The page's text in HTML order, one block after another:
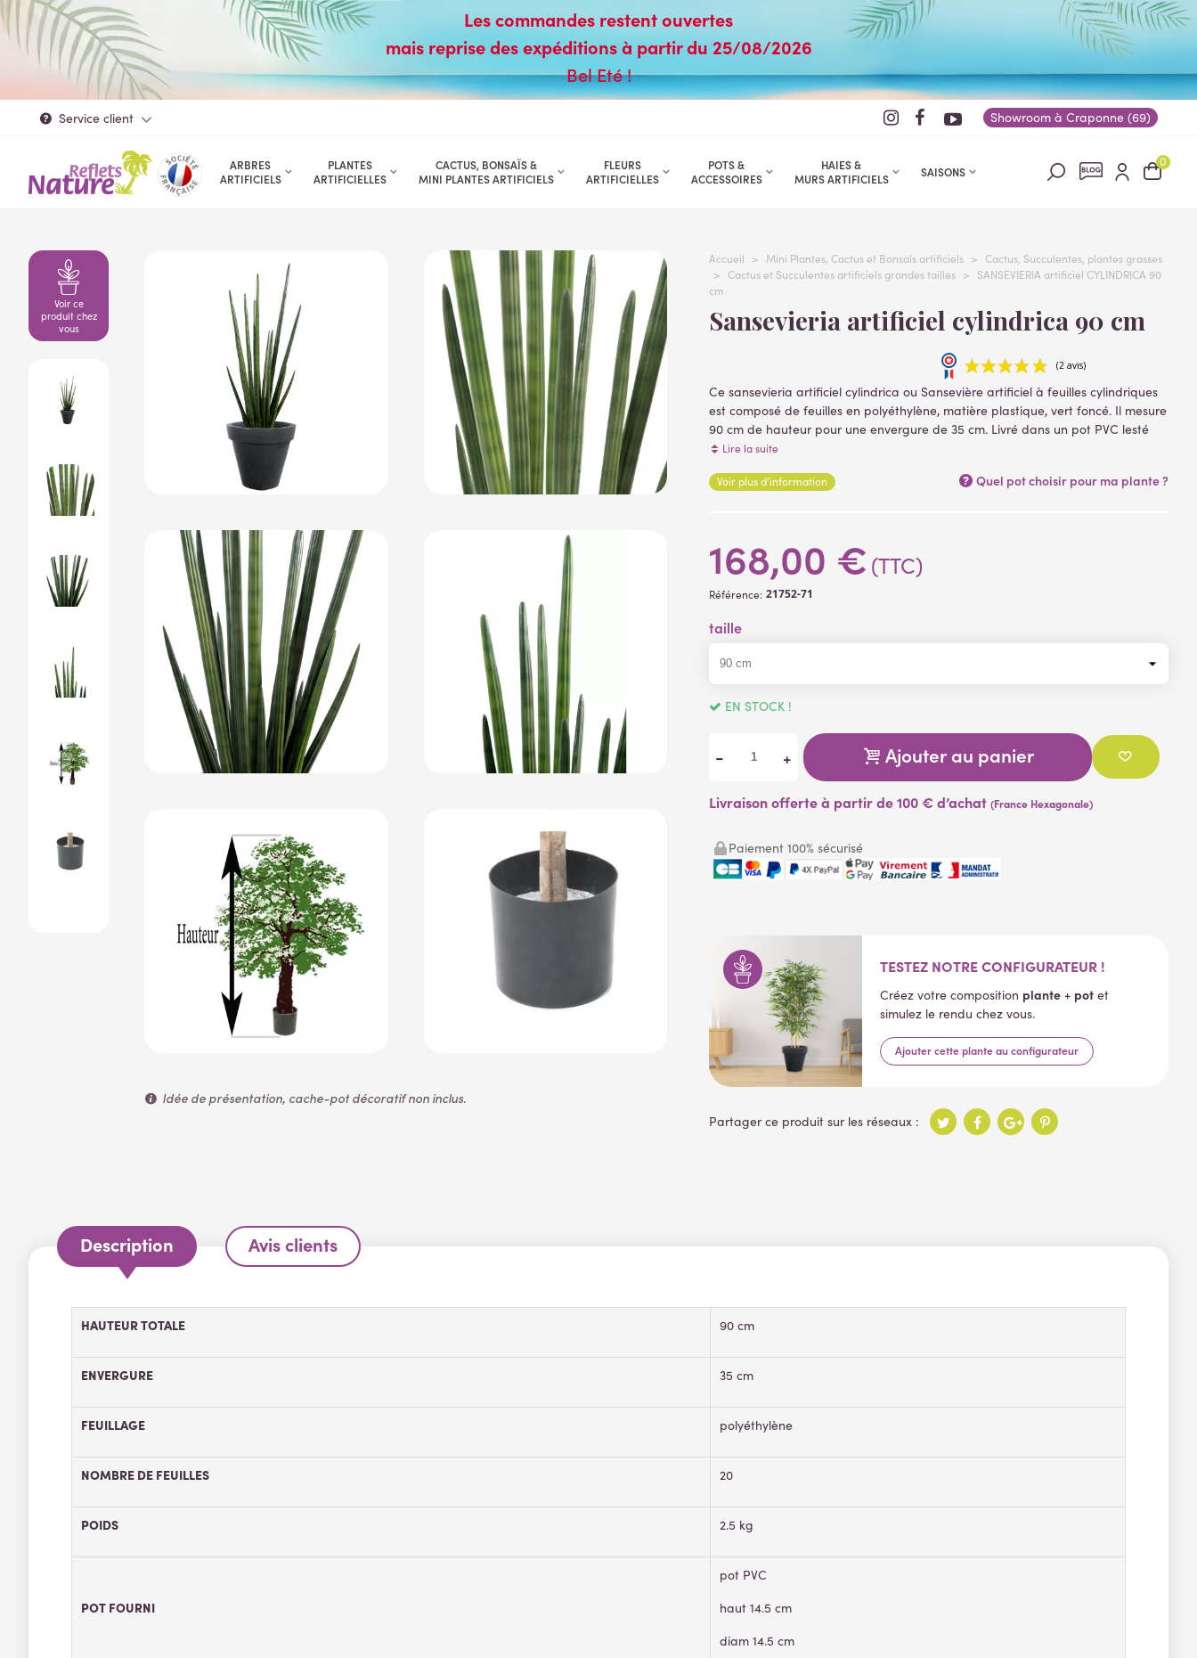
Les commandes restent ouvertes
mais reprise des expéditions à partir du 25/08/2026
Bel Eté !
Service client Showroom à Craponne (69)
ARBRES
ARTIFICIELS
PLANTES
ARTIFICIELLES
CACTUS, BONSAÏS &
MINI PLANTES ARTIFICIELS
FLEURS
ARTIFICIELLES
POTS &
ACCESSOIRES
HAIES &
MURS ARTIFICIELS
SAISONS
0
Idée de présentation, cache-pot décoratif non inclus.
Voir ce
produit chez
vous
Accueil > Mini Plantes, Cactus et Bonsaïs artificiels >
Cactus, Succulentes, plantes grasses
>
Cactus et Succulentes artificiels grandes tailles >
SANSEVIERIA artificiel CYLINDRICA 90
cm
Sansevieria artificiel cylindrica 90 cm
Ce sansevieria artificiel cylindrica ou Sansevière artificiel à feuilles cylindriques
est composé de feuilles en polyéthylène, matière plastique, vert foncé. Il mesure
90 cm de hauteur pour une envergure de 35 cm. Livré dans un pot PVC lesté
servant de support de plantation, plantes artificielles
Lire la suite
Voir plus d'information Quel pot choisir pour ma plante ?
168,00 € (TTC)
Référence: 21752-71
taille
EN STOCK !
- + Ajouter au panier
Livraison offerte à partir de 100 € d’achat(France Hexagonale)
Paiement 100% sécurisé
TESTEZ NOTRE CONFIGURATEUR !
Créez votre composition plante + pot et
simulez le rendu chez vous.
Description Avis clients
HAUTEUR TOTALE 90 cm
ENVERGURE 35 cm
FEUILLAGE polyéthylène
NOMBRE DE FEUILLES 20
POIDS 2.5 kg
POT FOURNI
pot PVC
haut 14.5 cm
diam 14.5 cm